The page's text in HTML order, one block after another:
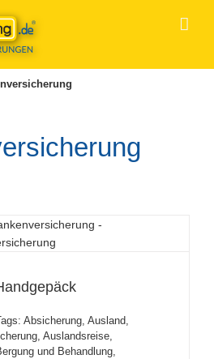
Absicherung, Ausland,
, Auslandsreise,
und Behandlung,